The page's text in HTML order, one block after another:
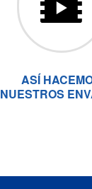
ASÍ
NUESTROS